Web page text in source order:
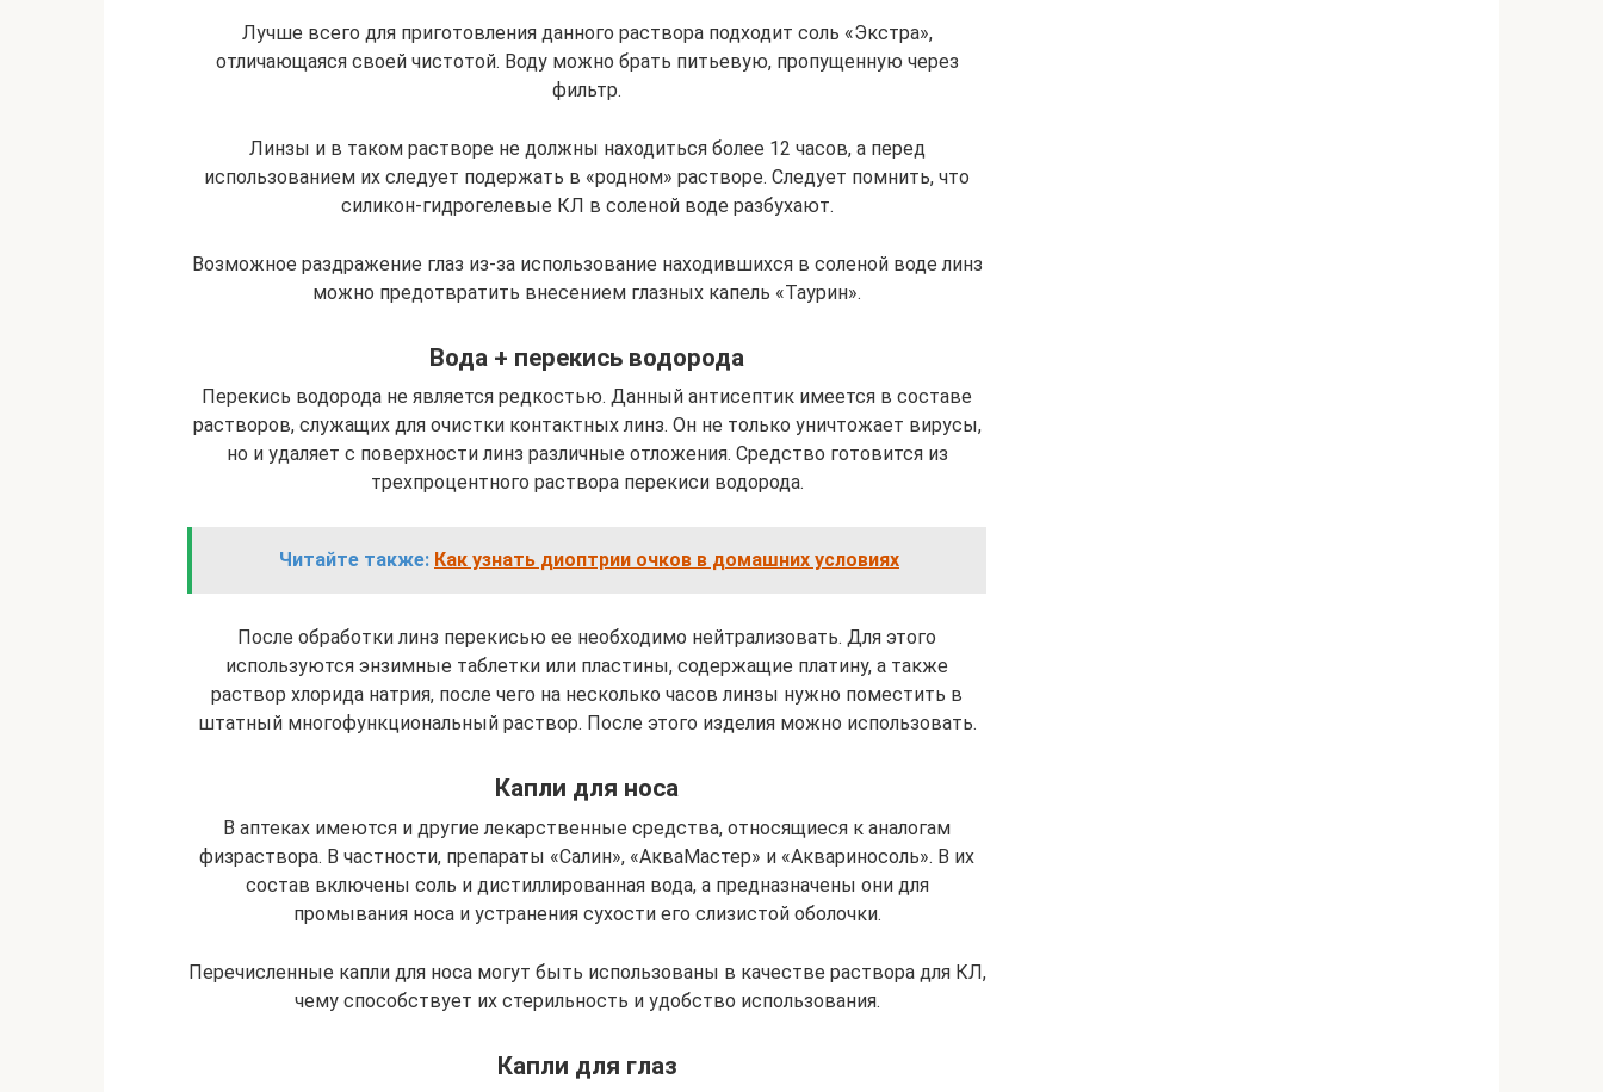
Лучше всего для приготовления данного раствора подходит соль «Экстра»,
отличающаяся своей чистотой. Воду можно брать питьевую, пропущенную через
фильтр.
Линзы и в таком растворе не должны находиться более 12 часов, а перед
использованием их следует подержать в «родном» растворе. Следует помнить, что
силикон-гидрогелевые КЛ в соленой воде разбухают.
Возможное раздражение глаз из-за использование находившихся в соленой воде линз
можно предотвратить внесением глазных капель «Таурин».
Вода + перекись водорода
Перекись водорода не является редкостью. Данный антисептик имеется в составе
растворов, служащих для очистки контактных линз. Он не только уничтожает вирусы,
но и удаляет с поверхности линз различные отложения. Средство готовится из
трехпроцентного раствора перекиси водорода.
Читайте также: Как узнать диоптрии очков в домашних условиях
После обработки линз перекисью ее необходимо нейтрализовать. Для этого
используются энзимные таблетки или пластины, содержащие платину, а также
раствор хлорида натрия, после чего на несколько часов линзы нужно поместить в
штатный многофункциональный раствор. После этого изделия можно использовать.
Капли для носа
В аптеках имеются и другие лекарственные средства, относящиеся к аналогам
физраствора. В частности, препараты «Салин», «АкваМастер» и «Аквариносоль». В их
состав включены соль и дистиллированная вода, а предназначены они для
промывания носа и устранения сухости его слизистой оболочки.
Перечисленные капли для носа могут быть использованы в качестве раствора для КЛ,
чему способствует их стерильность и удобство использования.
Капли для глаз